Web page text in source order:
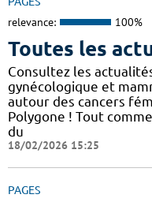
relevance: 100%
Toutes les
Consultez les
gynécologique et
autour des cancers
Polygone ! Tout
du
18/02/2026 15:25
PAGES